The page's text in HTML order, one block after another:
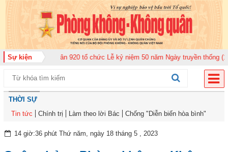
Sự kiện
Không quân 920 tổ chức Lễ kỷ niệm 50 năm Ngày truyền thống (12-11-
THỜI SỰ
Tin tức
Chính trị Làm theo lời Bác Chống "Diễn biến hòa bình"
14 giờ:36 phút Thứ năm, ngày 18 tháng 5 , 2023